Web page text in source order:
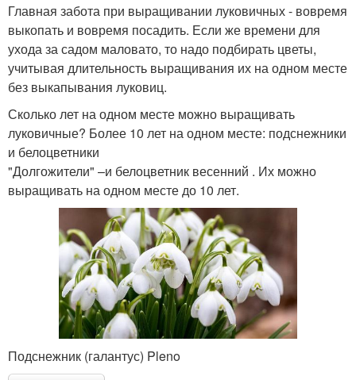
Главная забота при выращивании луковичных - вовремя
выкопать и вовремя посадить. Если же времени для
ухода за садом маловато, то надо подбирать цветы,
учитывая длительность выращивания их на одном месте
без выкапывания луковиц.
Сколько лет на одном месте можно выращивать
луковичные? Более 10 лет на одном месте: подснежники
и белоцветники
"Долгожители" –и белоцветник весенний . Их можно
выращивать на одном месте до 10 лет.
Подснежник (галантус) Pleno